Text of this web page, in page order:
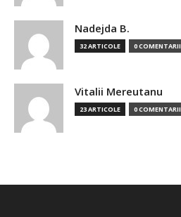
Nadejda B.
32 ARTICOLE 0 COMENTARII
Vitalii Mereutanu
23 ARTICOLE 0 COMENTARII